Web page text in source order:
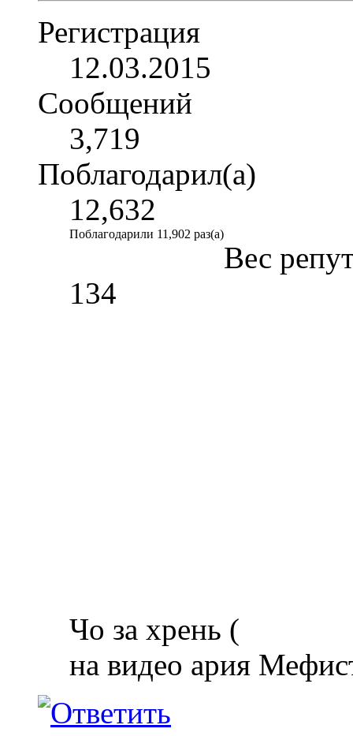
Регистрация
12.03.2015
Сообщений
3,719
Поблагодарил(а)
12,632
Поблагодарили 11,902 раз(а)
Вес
134
Чо за хрень (
на видео ария